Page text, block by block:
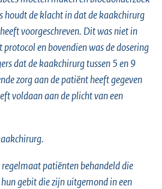
houdt de klacht in dat de kaakchirurg
voorgeschreven. Dit was niet in
en bovendien was de dosering
dat de kaakchirurg tussen 5 en 9
zorg aan de patiënt heeft gegeven
voldaan aan de plicht van een
patiënten behandeld die
gebit die zijn uitgemond in een